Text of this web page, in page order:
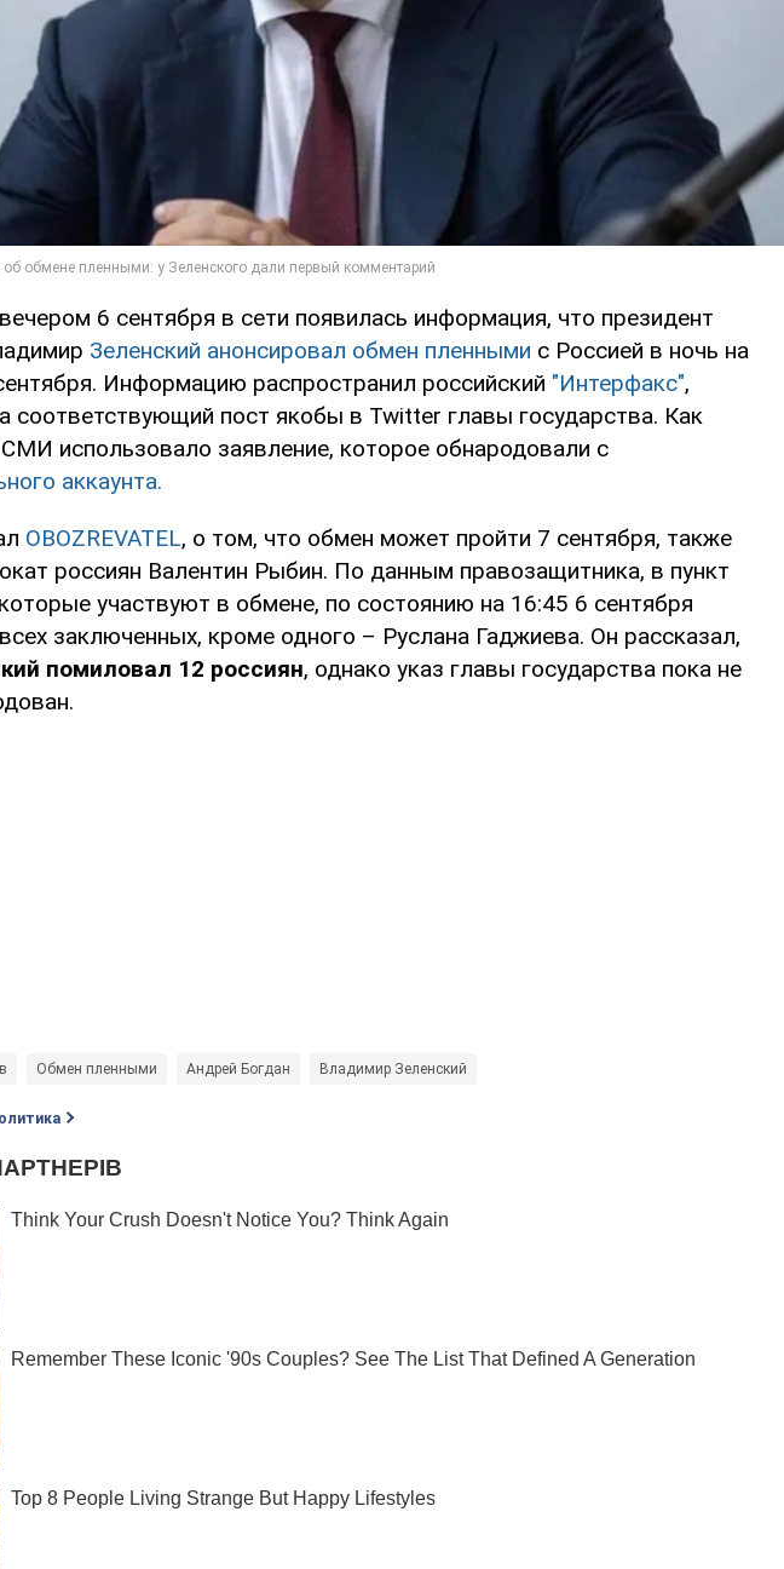
6 сентября в сети появилась информация, что президент
Зеленский анонсировал обмен пленными с Россией в ночь на
Информацию распространил российский "Интерфакс",
соответствующий пост якобы в Twitter главы государства. Как
использовало заявление, которое обнародовали с
аккаунта.
OBOZREVATEL, о том, что обмен может пройти 7 сентября, также
россиян Валентин Рыбин. По данным правозащитника, в пункт
участвуют в обмене, по состоянию на 16:45 6 сентября
заключенных, кроме одного – Руслана Гаджиева. Он рассказал,
помиловал 12 россиян, однако указ главы государства пока не
Обмен пленными Андрей Богдан Владимир Зеленский